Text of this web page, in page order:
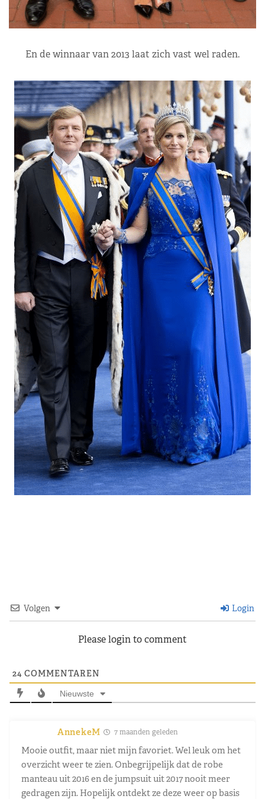
En de winnaar van 2013 laat zich vast wel raden.
Volgen Login
Please login to comment
24 COMMENTAREN
Nieuwste
AnnekeM 7 maanden geleden
Mooie outfit, maar niet mijn favoriet. Wel leuk om het
overzicht weer te zien. Onbegrijpelijk dat de robe
manteau uit 2016 en de jumpsuit uit 2017 nooit meer
gedragen zijn. Hopelijk ontdekt ze deze weer op basis